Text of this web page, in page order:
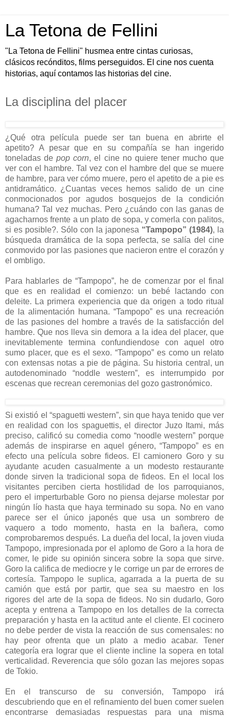
La Tetona de Fellini
"La Tetona de Fellini" husmea entre cintas curiosas,
clásicos recónditos, films perseguidos. El cine nos cuenta
historias, aquí contamos las historias del cine.
La disciplina del placer
¿Qué otra película puede ser tan buena en abrirte el
apetito? A pesar que en su compañía se han ingerido
toneladas depop corn, el cine no quiere tener mucho que
ver con el hambre. Tal vez con el hambre del que se muere
de hambre, para ver cómo muere, pero el apetito de a pie es
antidramático. ¿Cuantas veces hemos salido de un cine
conmocionados por agudos bosquejos de la condición
humana? Tal vez muchas. Pero ¿cuándo con las ganas de
agacharnos frente a un plato de sopa, y comerla con palitos,
si es posible?. Sólo con la japonesa “Tampopo” (1984), la
búsqueda dramática de la sopa perfecta, se salía del cine
conmovido por las pasiones que nacieron entre el corazón y
el ombligo.
Para hablarles de “Tampopo”, he de comenzar por el final
que es en realidad el comienzo: un bebé lactando con
deleite. La primera experiencia que da origen a todo ritual
de la alimentación humana. “Tampopo” es una recreación
de las pasiones del hombre a través de la satisfacción del
hambre. Que nos lleva sin demora a la idea del placer, que
inevitablemente termina confundiendose con aquel otro
sumo placer, que es el sexo. “Tampopo” es como un relato
con extensas notas a pie de página. Su historia central, un
autodenominado “noddle western”, es interrumpido por
escenas que recrean ceremonias del gozo gastronómico.
Si existió el “spaguetti western”, sin que haya tenido que ver
en realidad con los spaguettis, el director Juzo Itami, más
preciso, calificó su comedia como “noodle western” porque
además de inspirarse en aquel género, “Tampopo” es en
efecto una película sobre fideos. El camionero Goro y su
ayudante acuden casualmente a un modesto restaurante
donde sirven la tradicional sopa de fideos. En el local los
visitantes perciben cierta hostilidad de los parroquianos,
pero el imperturbable Goro no piensa dejarse molestar por
ningún lío hasta que haya terminado su sopa. No en vano
parece ser el único japonés que usa un sombrero de
vaquero a todo momento, hasta en la bañera, como
comprobaremos después. La dueña del local, la joven viuda
Tampopo, impresionada por el aplomo de Goro a la hora de
comer, le pide su opinión sincera sobre la sopa que sirve.
Goro la califica de mediocre y le corrige un par de errores de
cortesía. Tampopo le suplica, agarrada a la puerta de su
camión que está por partir, que sea su maestro en los
rigores del arte de la sopa de fideos. No sin dudarlo, Goro
acepta y entrena a Tampopo en los detalles de la correcta
preparación y hasta en la actitud ante el cliente. El cocinero
no debe perder de vista la reacción de sus comensales: no
hay peor ofrenta que un plato a medio acabar. Tener
categoría era lograr que el cliente incline la sopera en total
verticalidad. Reverencia que sólo gozan las mejores sopas
de Tokio.
En el transcurso de su conversión, Tampopo irá
descubriendo que en el refinamiento del buen comer suelen
encontrarse demasiadas respuestas para una misma